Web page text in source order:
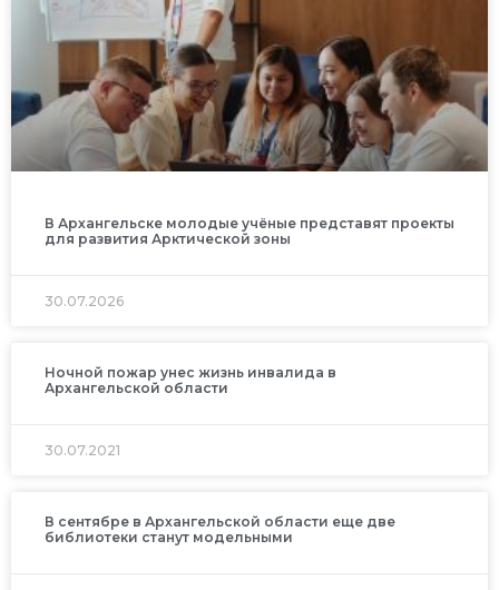
В Архангельске молодые учёные представят проекты
для развития Арктической зоны
30.07.2026
Ночной пожар унес жизнь инвалида в
Архангельской области
30.07.2021
В сентябре в Архангельской области еще две
библиотеки станут модельными